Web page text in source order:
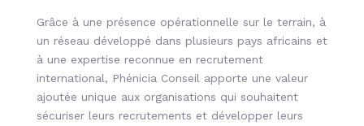
Grâce à une présence opérationnelle sur le terrain, à
un réseau développé dans plusieurs pays africains et
à une expertise reconnue en recrutement
international, Phénicia Conseil apporte une valeur
ajoutée unique aux organisations qui souhaitent
sécuriser leurs recrutements et développer leurs